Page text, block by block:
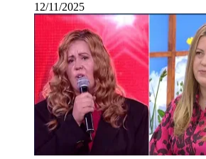
12/11/2025